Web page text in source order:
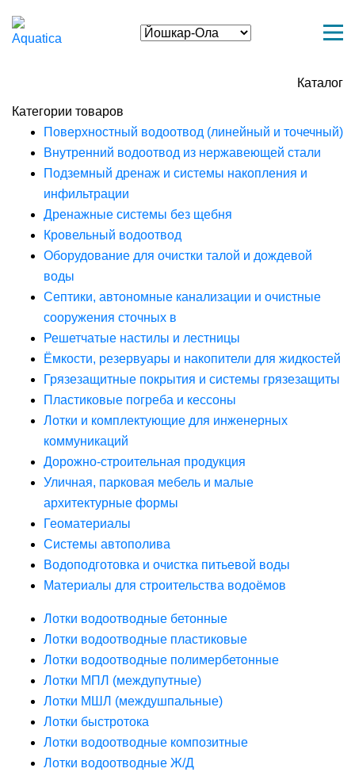
Каталог
Категории товаров
Поверхностный водоотвод (линейный и точечный)
Внутренний водоотвод из нержавеющей стали
Подземный дренаж и системы накопления и
инфильтрации
Дренажные системы без щебня
Кровельный водоотвод
Оборудование для очистки талой и дождевой
воды
Септики, автономные канализации и очистные
сооружения сточных в
Решетчатые настилы и лестницы
Ёмкости, резервуары и накопители для жидкостей
Грязезащитные покрытия и системы грязезащиты
Пластиковые погреба и кессоны
Лотки и комплектующие для инженерных
коммуникаций
Дорожно-строительная продукция
Уличная, парковая мебель и малые
архитектурные формы
Геоматериалы
Системы автополива
Водоподготовка и очистка питьевой воды
Материалы для строительства водоёмов
Лотки водоотводные бетонные
Лотки водоотводные пластиковые
Лотки водоотводные полимербетонные
Лотки МПЛ (междупутные)
Лотки МШЛ (междушпальные)
Лотки быстротока
Лотки водоотводные композитные
Лотки водоотводные Ж/Д